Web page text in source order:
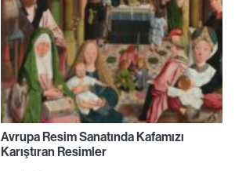
Avrupa Resim Sanatında Kafamızı
Karıştıran Resimler